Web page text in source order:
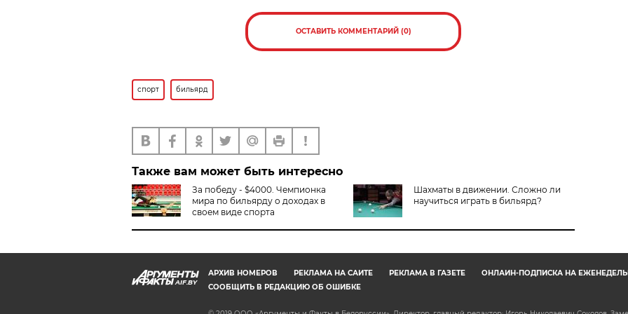
ОСТАВИТЬ КОММЕНТАРИЙ (0)
спорт бильярд
Также вам может быть интересно
За победу - $4000. Чемпионка
мира по бильярду о доходах в
своем виде спорта
Шахматы в движении. Сложно ли
научиться играть в бильярд?
AIF.BY
АРХИВ НОМЕРОВ РЕКЛАМА НА САЙТЕ РЕКЛАМА В ГАЗЕТЕ
ОНЛАЙН-ПОДПИСКА НА
СООБЩИТЬ В РЕДАКЦИЮ ОБ ОШИБКЕ